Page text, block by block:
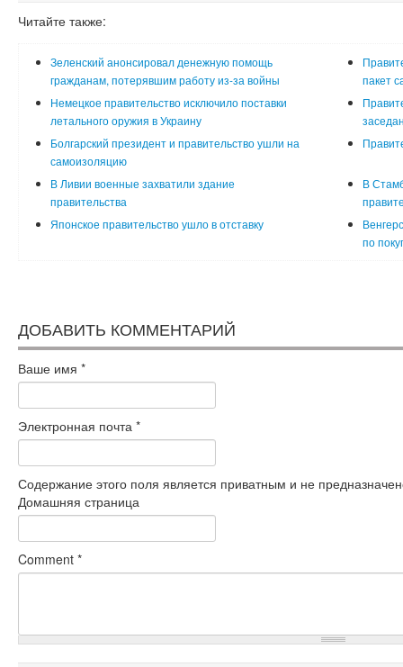
Читайте также:
Зеленский анонсировал денежную помощь
гражданам, потерявшим работу из-за войны
пакет
Немецкое правительство исключило поставки
летального оружия в Украину
Болгарский президент и правительство ушли на
самоизоляцию
В Ливии военные захватили здание
правительства
В
Японское правительство ушло в отставку
по
ДОБАВИТЬ КОММЕНТАРИЙ
Ваше имя *
Электронная почта *
Содержание этого поля является приватным и не
Домашняя страница
Comment *